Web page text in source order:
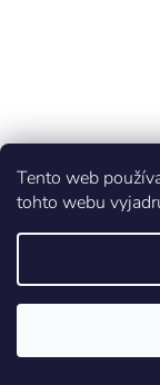
Tento web
tohto webu